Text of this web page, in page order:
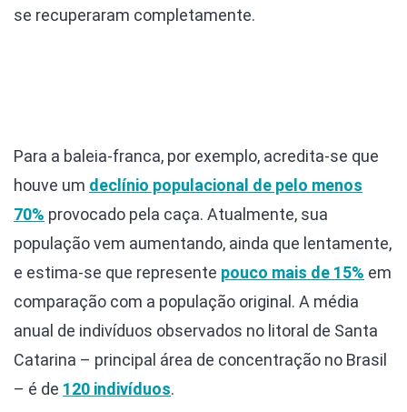
se recuperaram completamente.
Para a baleia-franca, por exemplo, acredita-se que
houve um declínio populacional de pelo menos
70% provocado pela caça. Atualmente, sua
população vem aumentando, ainda que lentamente,
e estima-se que represente pouco mais de 15% em
comparação com a população original. A média
anual de indivíduos observados no litoral de Santa
Catarina – principal área de concentração no Brasil
– é de 120 indivíduos.